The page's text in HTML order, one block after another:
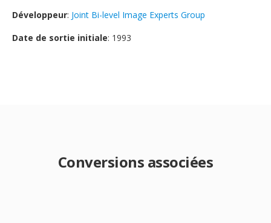
Développeur: Joint Bi-level Image Experts Group
Date de sortie initiale: 1993
Conversions associées